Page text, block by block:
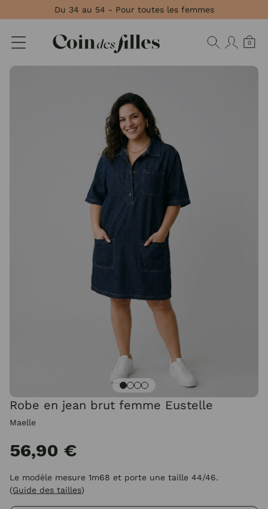
Du 34 au 54 - Pour toutes les femmes
0
Robe en jean brut femme Eustelle
Maelle
56,90 €
Le modèle mesure 1m68 et porte une taille 44/46.
(Guide des tailles)
Panneau de gestion des cookies